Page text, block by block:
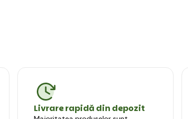
Livrare rapidă din depozit